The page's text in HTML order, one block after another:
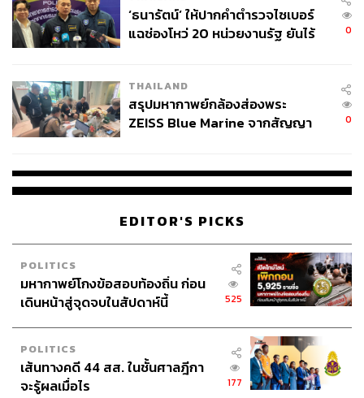
THE STANDARD TEAM
กองบรรณาธิการ THE STANDARD
‘ธนารัตน์’ ให้ปากคำตำรวจไซเบอร์
แฉช่องโหว่ 20 หน่วยงานรัฐ ยันไร้
0
THAILAND
สรุปมหากาพย์กล้องส่องพระ
ZEISS Blue Marine จากสัญญา
จ่ายหนี้-แอบระบุแบรนด์
0
EDITOR'S PICKS
POLITICS
มหากาพย์โกงข้อสอบท้องถิ่น ก่อน
เดินหน้าสู่จุดจบในสัปดาห์นี้
525
POLITICS
เส้นทางคดี 44 สส. ในชั้นศาลฎีกา
จะรู้ผลเมื่อไร
177